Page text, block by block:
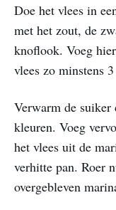
Doe het vlees in
met het zout, de
knoflook. Voeg
vlees zo minstens
Verwarm de suiker
kleuren. Voeg
het vlees uit de
verhitte pan. Roer
overgebleven